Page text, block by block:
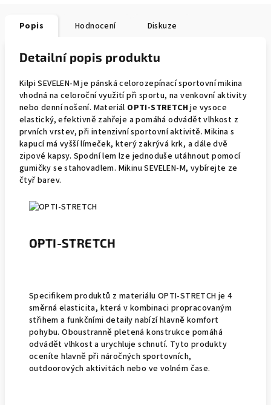
Popis Hodnocení Diskuze
Detailní popis produktu
Kilpi SEVELEN-M je pánská celorozepínací sportovní mikina
vhodná na celoroční využití při sportu, na venkovní aktivity
nebo denní nošení. Materiál OPTI-STRETCHje vysoce
elastický, efektivně zahřeje a pomáhá odvádět vlhkost z
prvních vrstev, při intenzivní sportovní aktivitě. Mikina s
kapucí má vyšší límeček, který zakrývá krk, a dále dvě
zipové kapsy. Spodní lem lze jednoduše utáhnout pomocí
gumičky se stahovadlem. Mikinu SEVELEN-M, vybírejte ze
čtyř barev.
OPTI-STRETCH
Specifikem produktů z materiálu OPTI-STRETCH je 4
směrná elasticita, která v kombinaci propracovaným
střihem a funkčními detaily nabízí hlavně komfort
pohybu. Oboustranně pletená konstrukce pomáhá
odvádět vlhkost a urychluje schnutí. Tyto produkty
oceníte hlavně při náročných sportovních,
outdoorových aktivitách nebo ve volném čase.